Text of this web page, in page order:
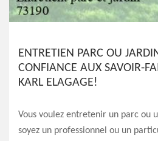
ENTRETIEN PARC OU
CONFIANCE AUX SAVOIR-
KARL ELAGAGE!
Vous voulez entretenir un parc ou
soyez un professionnel ou un